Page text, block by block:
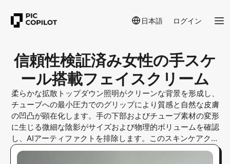
日本語 ログイン
信頼性検証済み女性の手スケ
ール搭載フェイスクリーム
柔らかな拡散トップダウン照明がクリーンな背景を形成し、
チューブへの最小圧力でのグリップにより質感と自然な皮膚
の凹凸が顕在化します。手の下部およびチューブ素材の変形
に生じる微細な陰影がサイズおよび物理的ボリュームを確認
し、AIアーティファクトを排除します。このスキンケアクリ
ームの実物比較は信頼構築に不可欠です。